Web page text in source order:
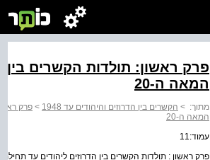
פרק ראשון: תולדות הקשרים בין
המאה ה-20
מתוך: > הקשרים בין הדרוזים והיהודים עד ‭1948‬ > פרק
המאה ה-20
עמוד:11